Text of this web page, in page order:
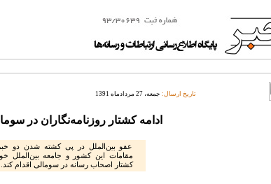
تاریخ ارسال: جمعه، 27 مردادماه 1391
ادامه كشتار روزنامه‌نگاران در
عفو بین‌الملل در پی كشته شدن دو
مقامات این كشور و جامعه بین‌الملل
كشتار اصحاب رسانه در سومالی اقدام كند.